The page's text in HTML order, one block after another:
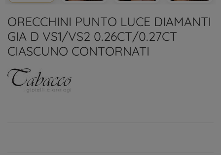
ORECCHINI PUNTO LUCE DIAMANTI
GIA D VS1/VS2 0.26CT/0.27CT
CIASCUNO CONTORNATI